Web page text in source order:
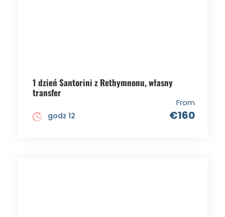
1 dzień Santorini z Rethymnonu, własny
transfer
From
€160
godz 12